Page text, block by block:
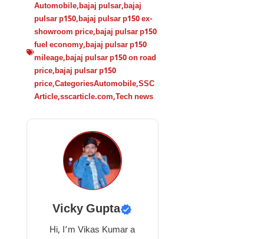
Automobile,bajaj pulsar,bajaj
pulsar p150,bajaj pulsar p150 ex-
showroom price,bajaj pulsar p150
fuel economy,bajaj pulsar p150
mileage,bajaj pulsar p150 on road
price,bajaj pulsar p150
price,CategoriesAutomobile,SSC
Article,sscarticle.com,Tech news
Vicky Gupta
Hi, I’m Vikas Kumar a